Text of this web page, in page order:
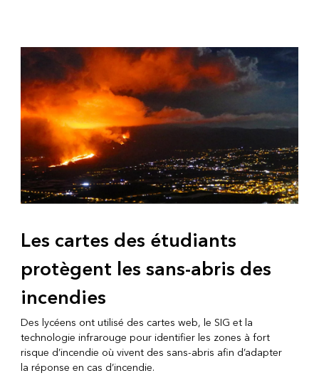
Les cartes des étudiants
protègent les sans-abris des
incendies
Des lycéens ont utilisé des cartes web, le SIG et la
technologie infrarouge pour identifier les zones à fort
risque d’incendie où vivent des sans-abris afin d’adapter
la réponse en cas d’incendie.